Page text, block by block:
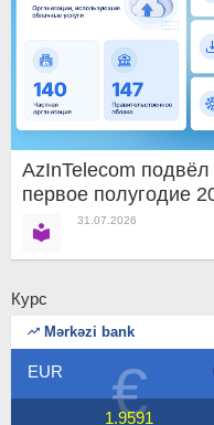
AzInTelecom подвёл
первое полугодие
31.07.2026
Курс
Mərkəzi bank
₽
RUB
2.0816